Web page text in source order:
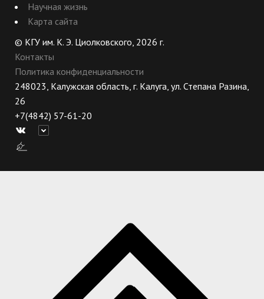
Научная жизнь
Карта сайта
© КГУ им. К. Э. Циолковского, 2026 г.
Контакты
Политика конфиденциальности
248023, Калужская область, г. Калуга, ул. Степана Разина,
26
+7(4842) 57-61-20